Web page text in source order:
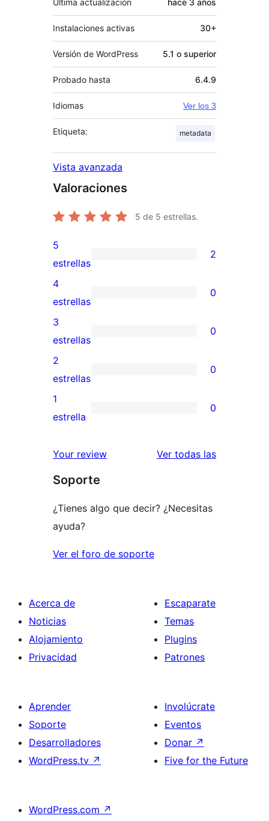
Última actualización hace 3 años
Instalaciones activas 30+
Versión de WordPress 5.1 o superior
Probado hasta 6.4.9
Idiomas Ver los 3
Etiqueta: metadata
Vista avanzada
Valoraciones
5 de 5 estrellas.
2
valoraciones
de
5
estrellas
5
estrellas
2
0
valoraciones
de
4
estrellas
4
estrellas
0
0
valoraciones
de
3
estrellas
3
estrellas
0
0
valoraciones
de
estrellas
2
estrellas
0
0
de
estrellas
1
estrella
0
Your review Ver todas las
Soporte
¿Tienes algo que decir? ¿Necesitas
ayuda?
Ver el foro de soporte
Acerca de
Noticias
Alojamiento
Privacidad
Escaparate
Temas
Plugins
Patrones
Aprender
Soporte
Desarrolladores
WordPress.tv ↗
Involúcrate
Eventos
Donar ↗
Five for the Future
WordPress.com ↗